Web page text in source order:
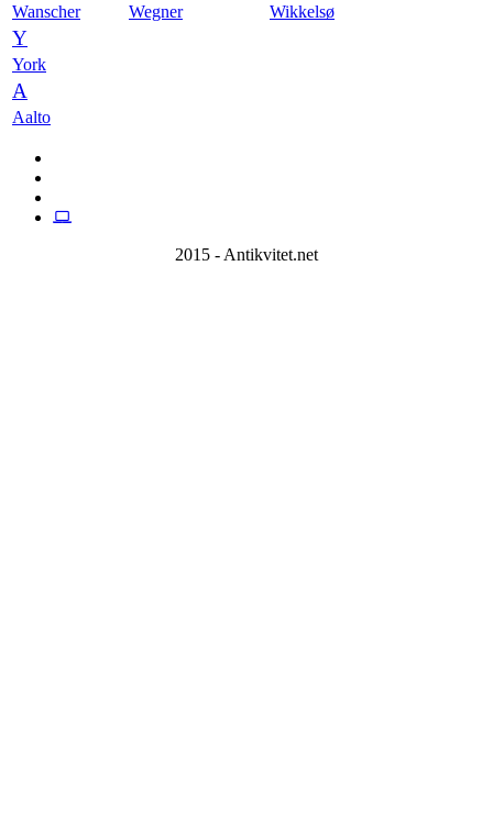
Wanscher Wegner Wikkelsø
Y
York
A
Aalto
2015 - Antikvitet.net